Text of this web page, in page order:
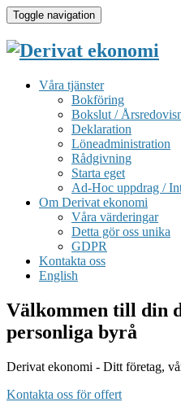
Toggle navigation
Våra tjänster
Bokföring
Bokslut /
Deklaration
Löneadministration
Rådgivning
Starta eget
Ad-Hoc uppdrag /
Om Derivat ekonomi
Våra värderingar
Detta gör oss unika
GDPR
Kontakta oss
English
Välkommen till din
personliga byrå
Derivat ekonomi - Ditt företag,
Kontakta oss för offert